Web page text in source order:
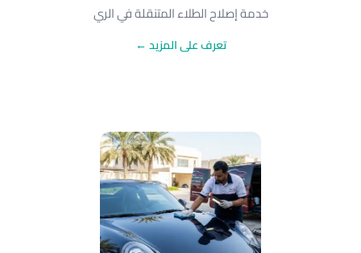
خدمة إصلاح الطلاء المتنقلة في الري
تعرف على المزيد ←